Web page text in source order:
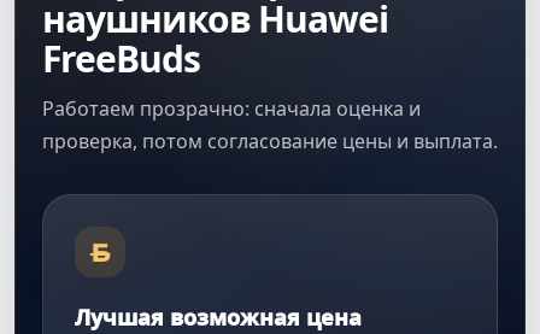
наушников Huawei
FreeBuds
Работаем прозрачно: сначала оценка и
проверка, потом согласование цены и выплата.
Б
Лучшая возможная цена